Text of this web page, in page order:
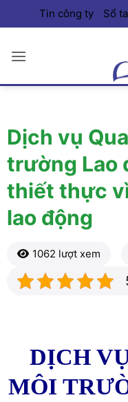
qua
dung
Tin công ty Sổ
Dịch vụ
trường Lao
thiết thực
lao động
1062 lượt xem
DỊCH
MÔI